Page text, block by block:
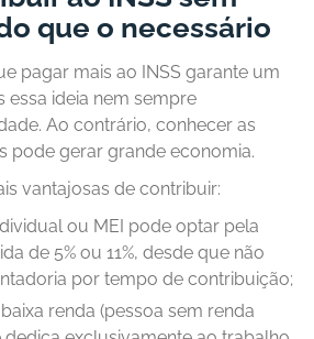
que o necessário
pagar mais ao INSS garante um
essa ideia nem sempre
Ao contrário, conhecer as
pode gerar grande economia.
vantajosas de contribuir:
ou MEI pode optar pela
de 5% ou 11%, desde que não
por tempo de contribuição;
renda (pessoa sem renda